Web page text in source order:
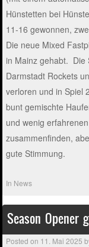
Hünstetten bei
11-16 gewonnen,
Die neue Mixed
in Mainz gehabt. Die
Darmstadt Rockets
verloren und in Spiel
bunt gemischte
und wenig
zusammenfinden,
gute Stimmung.
In News
Season Opener
Posted on 11. Mai 2025